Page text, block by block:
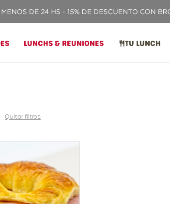
LUNCHS & REUNIONES TU LUNCH
Quitar filtros